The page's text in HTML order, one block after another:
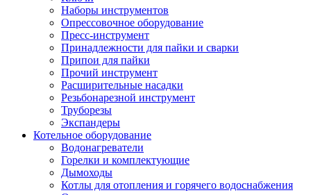
Наборы инструментов
Опрессовочное оборудование
Пресс-инструмент
Принадлежности для пайки и сварки
Припои для пайки
Прочий инструмент
Расширительные насадки
Резьбонарезной инструмент
Труборезы
Экспандеры
Котельное оборудование
Водонагреватели
Горелки и комплектующие
Дымоходы
Котлы для отопления и горячего водоснабжения